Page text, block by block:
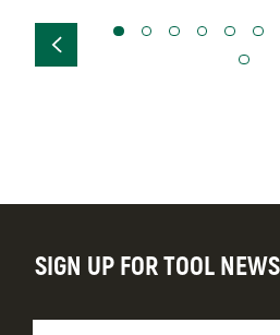
SIGN UP FOR TOOL NEWS